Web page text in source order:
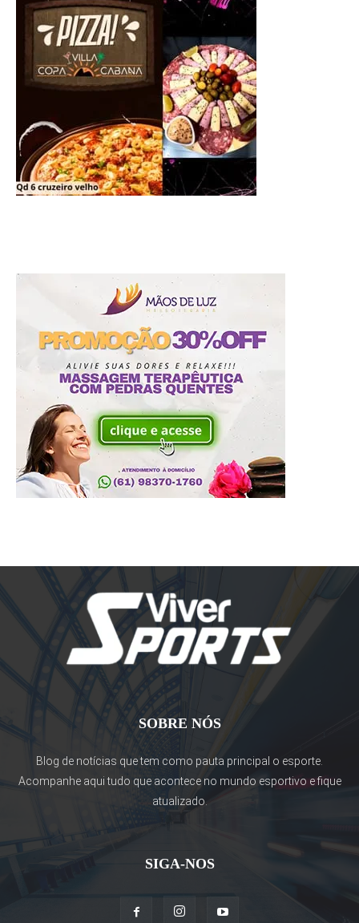
SOBRE NÓS
Blog de notícias que tem como pauta principal o esporte.
Acompanhe aqui tudo que acontece no mundo esportivo e fique
atualizado.
SIGA-NOS